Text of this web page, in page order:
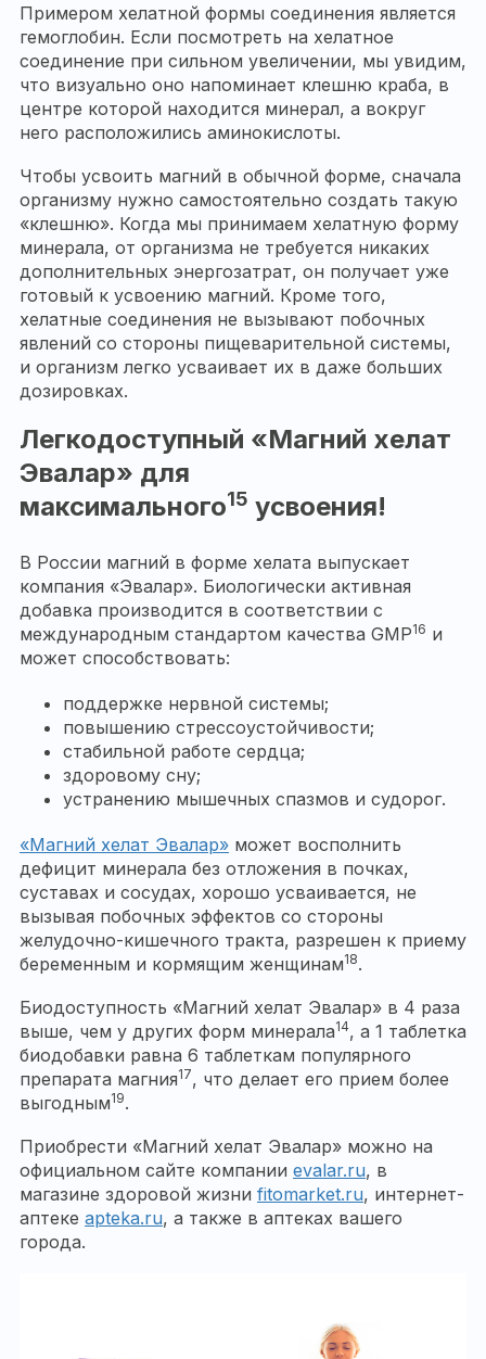
Примером хелатной формы соединения является
гемоглобин. Если посмотреть на хелатное
соединение при сильном увеличении, мы увидим,
что визуально оно напоминает клешню краба, в
центре которой находится минерал, а вокруг
него расположились аминокислоты.
Чтобы усвоить магний в обычной форме, сначала
организму нужно самостоятельно создать такую
«клешню». Когда мы принимаем хелатную форму
минерала, от организма не требуется никаких
дополнительных энергозатрат, он получает уже
готовый к усвоению магний. Кроме того,
хелатные соединения не вызывают побочных
явлений со стороны пищеварительной системы,
и организм легко усваивает их в даже больших
дозировках.
Легкодоступный «Магний хелат
Эвалар» для
максимального15 усвоения!
В России магний в форме хелата выпускает
компания «Эвалар». Биологически активная
добавка производится в соответствии с
международным стандартом качества GMP16 и
может способствовать:
поддержке нервной системы;
повышению стрессоустойчивости;
стабильной работе сердца;
здоровому сну;
устранению мышечных спазмов и судорог.
«Магний хелат Эвалар» может восполнить
дефицит минерала без отложения в почках,
суставах и сосудах, хорошо усваивается, не
вызывая побочных эффектов со стороны
желудочно-кишечного тракта, разрешен к приему
беременным и кормящим женщинам18.
Биодоступность «Магний хелат Эвалар» в 4 раза
выше, чем у других форм минерала14, а 1 таблетка
биодобавки равна 6 таблеткам популярного
препарата магния17, что делает его прием более
выгодным19.
Приобрести «Магний хелат Эвалар» можно на
официальном сайте компании evalar.ru, в
магазине здоровой жизни fitomarket.ru, интернет-
аптеке apteka.ru, а также в аптеках вашего
города.